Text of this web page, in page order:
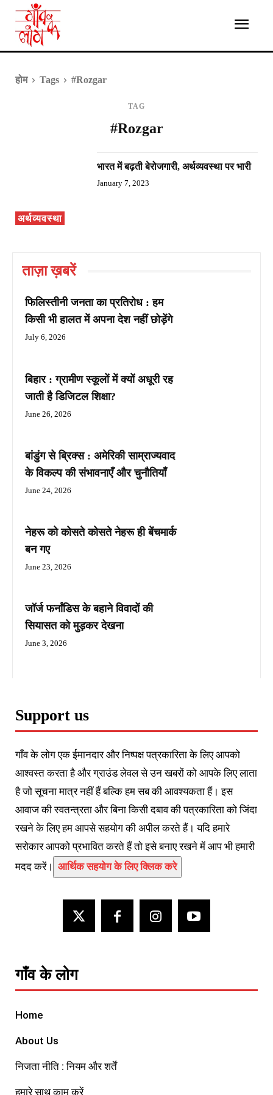
होम Tags #Rozgar
TAG
#Rozgar
अर्थव्यवस्था
भारत में बढ़ती बेरोजगारी, अर्थव्यवस्था पर भारी
January 7, 2023
ताज़ा ख़बरें
फिलिस्तीनी जनता का प्रतिरोध : हम
किसी भी हालत में अपना देश नहीं छोड़ेंगे
July 6, 2026
बिहार : ग्रामीण स्कूलों में क्यों अधूरी रह
जाती है डिजिटल शिक्षा?
June 26, 2026
बांडुंग से ब्रिक्स : अमेरिकी साम्राज्यवाद
के विकल्प की संभावनाएँ और चुनौतियाँ
June 24, 2026
नेहरू को कोसते कोसते नेहरू ही बेंचमार्क
बन गए
June 23, 2026
जॉर्ज फर्नांडिस के बहाने विवादों की
सियासत को मुड़कर देखना
June 3, 2026
Support us
गाँव के लोग एक ईमानदार और निष्पक्ष पत्रकारिता के लिए आपको
आश्वस्त करता है और ग्राउंड लेवल से उन खबरों को आपके लिए लाता
है जो सूचना मात्र नहीं हैं बल्कि हम सब की आवश्यकता हैं। इस
आवाज की स्वतन्त्रता और बिना किसी दबाव की पत्रकारिता को जिंदा
रखने के लिए हम आपसे सहयोग की अपील करते हैं। यदि हमारे
सरोकार आपको प्रभावित करते हैं तो इसे बनाए रखने में आप भी हमारी
मदद करें। आर्थिक सहयोग के लिए क्लिक करे
गाँव के लोग
Home
About Us
निजता नीति : नियम और शर्तें
हमारे साथ काम करें